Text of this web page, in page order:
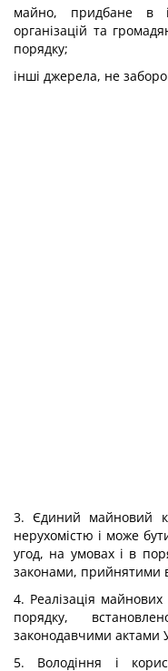
майно, придбане в
організацій та
порядку;
інші джерела, не
3. Єдиний майновий
нерухомістю і може
угод, на умовах і в
законами, прийнятими
4. Реалізація
порядку,
законодавчими актами
5. Володіння і